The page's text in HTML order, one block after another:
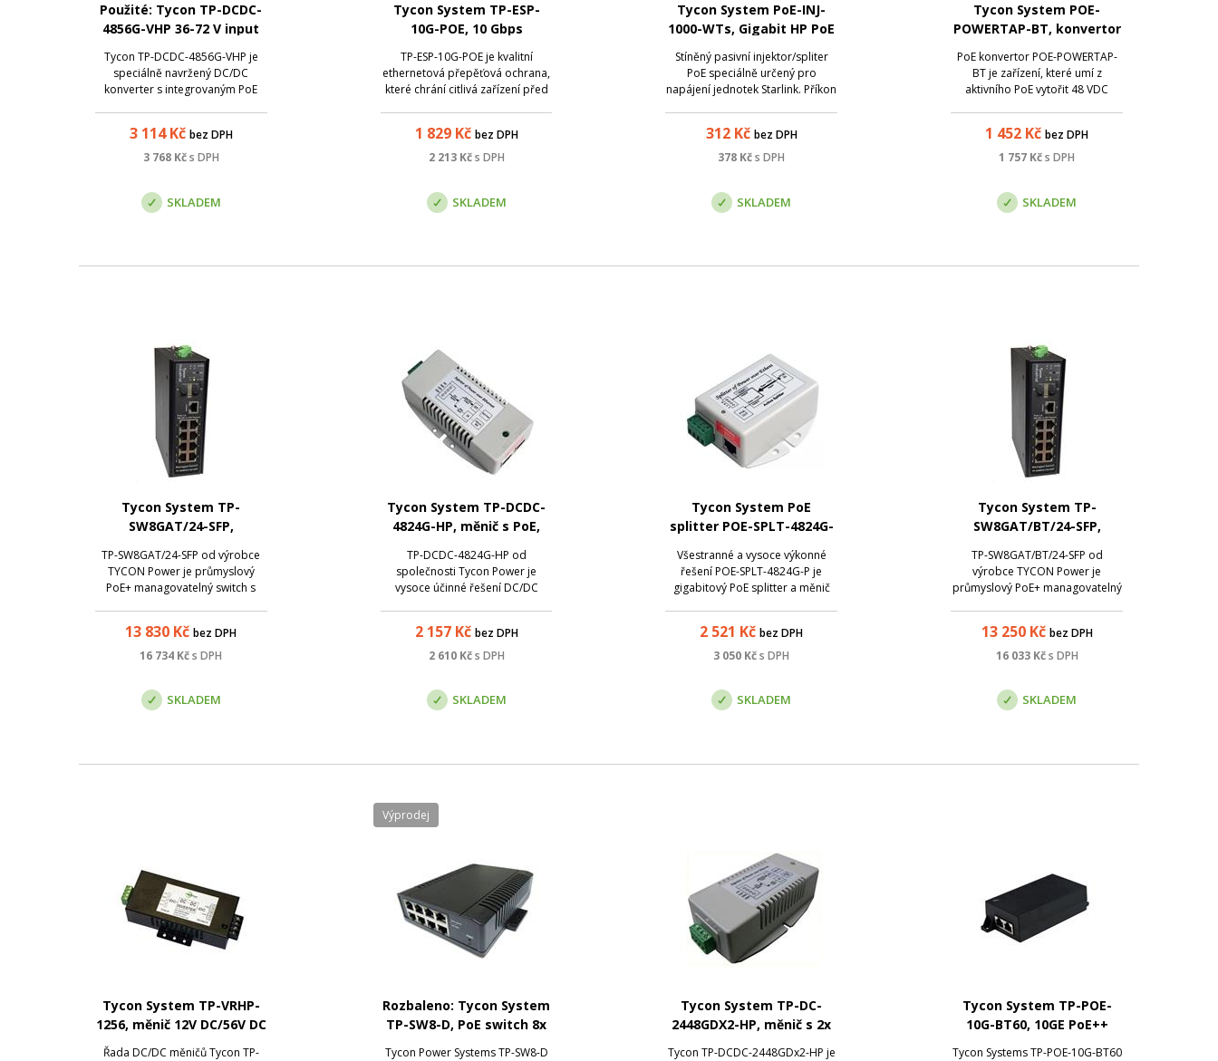
Použité: Tycon TP-DCDC-
4856G-VHP 36-72 V input
Tycon TP-DCDC-4856G-VHP je
speciálně navržený DC/DC
konverter s integrovaným PoE
systémů, které vyžadují High
Power pasivní PoE napájení,
3 114Kč bez DPH
3 768Kčs DPH
SKLADEM
Tycon System TP-ESP-
10G-POE, 10 Gbps
Ethernetová přepěťová
ochrana
TP-ESP-10G-POE je kvalitní
ethernetová přepěťová ochrana,
které chrání citlivá zařízení před
ethernetovými sítěmi s rychlostí
10 Gb/s . Z hlediska PoE napájení
1 829Kč bez DPH
2 213Kč s DPH
SKLADEM
Tycon System PoE-INJ-
1000-WTs, Gigabit HP PoE
injector/splitter
Stíněný pasivní injektor/spliter
PoE speciálně určený pro
napájení jednotek Starlink. Příkon
312Kč bez DPH
378 Kčs DPH
SKLADEM
Tycon System POE-
POWERTAP-BT, konvertor
802.3af/at/bt na 48 VDC,
90 W
PoE konvertor POE-POWERTAP-
BT je zařízení, které umí z
aktivního PoE vytořit 48 VDC
výkon je stanoven na 90 W.
Zařízení je kompatibilní s
1 452 Kč bez DPH
1 757 Kčs DPH
SKLADEM
Tycon System TP-
SW8GAT/24-SFP,
8x 1G Ethernet, 2x SFP
TP-SW8GAT/24-SFP od výrobce
TYCON Power je průmyslový
PoE+ managovatelný switch s
Napětí PoE lze jednoduše měnit
přes management switche per
13 830 Kč bez DPH
16 734 Kčs DPH
SKLADEM
Tycon System TP-DCDC-
4824G-HP, měnič s PoE,
TP-DCDC-4824G-HP od
společnosti Tycon Power je
vysoce účinné řešení DC/DC
zdroje napětí 48 V DC, jako je
bateriový systém nebo vozidlo.
2 157Kč bez DPH
2 610Kč s DPH
SKLADEM
Tycon System PoE
splitter POE-SPLT-4824G-
Všestranné a vysoce výkonné
řešení POE-SPLT-4824G-P je
gigabitový PoE splitter a měnič
24V DC výstup přes DC svorky
(až 20 W) a průchozí 48V 802.3at
2 521 Kč bez DPH
3 050 Kčs DPH
SKLADEM
Tycon System TP-
SW8GAT/BT/24-SFP,
8x 1G Ethernet, 2x SFP
TP-SW8GAT/BT/24-SFP od
výrobce TYCON Power je
průmyslový PoE+ managovatelný
PoE 24V. Napětí PoE lze
jednoduše měnit přes
napájet různé techno...
13 250Kč bez DPH
16 033Kč s DPH
SKLADEM
Tycon System TP-VRHP-
1256, měnič 12V DC/56V DC
Řada DC/DC měničů Tycon TP-
Rozbaleno: Tycon System
TP-SW8-D, PoE switch 8x
Tycon Power Systems TP-SW8-D
Výprodej
Tycon System TP-DC-
2448GDX2-HP, měnič s 2x
Tycon TP-DCDC-2448GDx2-HP je
Tycon System TP-POE-
10G-BT60, 10GE PoE++
Tycon Systems TP-POE-10G-BT60